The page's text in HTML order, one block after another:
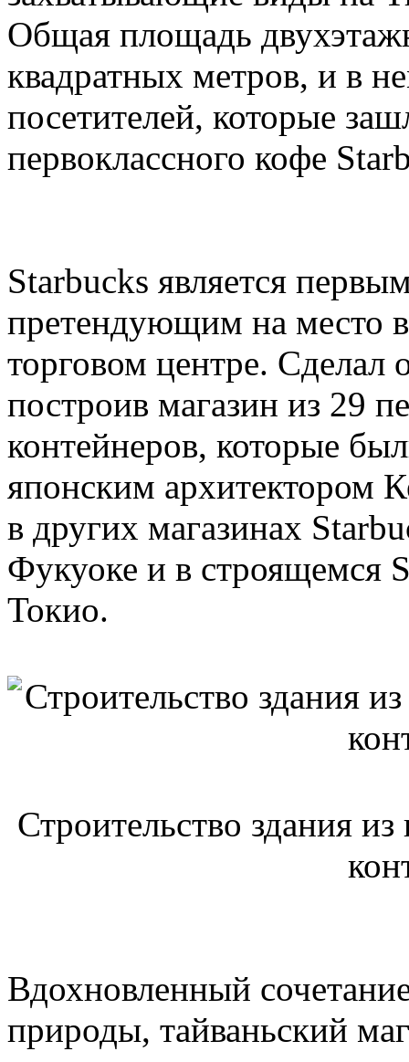
Общая площадь
квадратных метров, и в
посетителей, которые
первоклассного кофе
Starbucks является
претендующим на место
торговом центре.
построив магазин из 29
контейнеров, которые
японским архитектором
в других магазинах
Фукуоке и в строящемся
Токио.
Строительство здания
Вдохновленный
природы, тайваньский